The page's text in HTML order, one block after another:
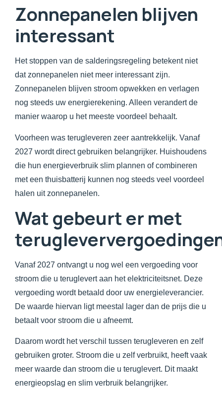
Zonnepanelen blijven
interessant
Het stoppen van de salderingsregeling betekent niet
dat zonnepanelen niet meer interessant zijn.
Zonnepanelen blijven stroom opwekken en verlagen
nog steeds uw energierekening. Alleen verandert de
manier waarop u het meeste voordeel behaalt.
Voorheen was terugleveren zeer aantrekkelijk. Vanaf
2027 wordt direct gebruiken belangrijker. Huishoudens
die hun energieverbruik slim plannen of combineren
met een thuisbatterij kunnen nog steeds veel voordeel
halen uit zonnepanelen.
Wat gebeurt er met
Vanaf 2027 ontvangt u nog wel een vergoeding voor
stroom die u teruglevert aan het elektriciteitsnet. Deze
vergoeding wordt betaald door uw energieleverancier.
De waarde hiervan ligt meestal lager dan de prijs die u
betaalt voor stroom die u afneemt.
Daarom wordt het verschil tussen terugleveren en zelf
gebruiken groter. Stroom die u zelf verbruikt, heeft vaak
meer waarde dan stroom die u teruglevert. Dit maakt
energieopslag en slim verbruik belangrijker.